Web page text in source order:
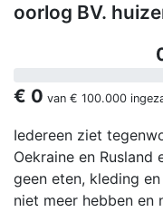
oorlog BV.
€ 0 van € 100.000
Iedereen ziet
Oekraine en
geen eten, kleding
niet meer hebben